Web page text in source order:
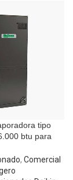
tipo
btu para
, Comercial